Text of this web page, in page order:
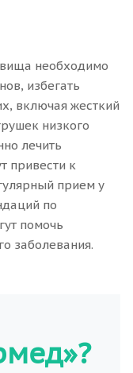
необходимо
избегать
включая жесткий
низкого
лечить
привести к
прием у
по
помочь
заболевания.